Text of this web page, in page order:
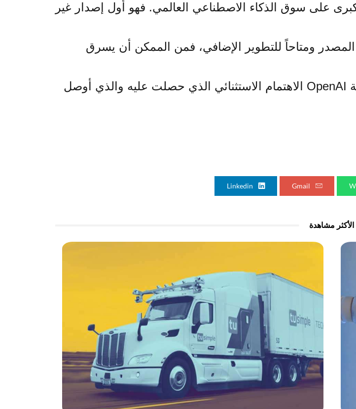
كبرى على سوق الذكاء الاصطناعي العالمي. فهو أول إصدار غير
ومتاحاً للتطوير الإضافي، فمن الممكن أن يسرق
خلط أوراق المجال ليصبح أكثر تنافسية ولتخسر شركة OpenAI الاهتمام الاستثنائي الذي حصلت عليه والذي أوصل
الأكثر مشاهدة